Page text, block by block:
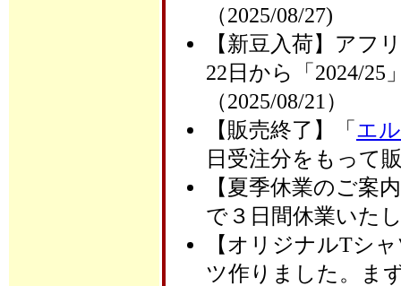
（2025/08/27)
【新豆入荷】アフ
22日から「2024/
（2025/08/21）
【販売終了】「 エ
日受注分をもって
【夏季休業のご案
で３日間休業いた
【オリジナルTシ
ツ作りました。ま